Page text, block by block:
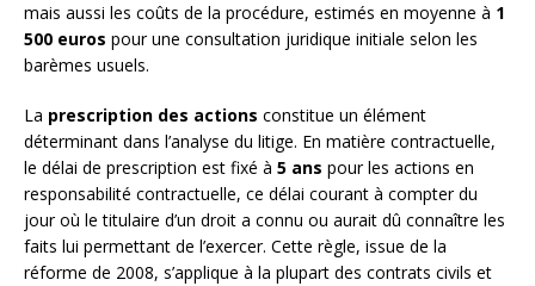
mais aussi les coûts de la procédure, estimés en moyenne à 1
500 euros pour une consultation juridique initiale selon les
barèmes usuels.
La prescription des actions constitue un élément
déterminant dans l’analyse du litige. En matière contractuelle,
le délai de prescription est fixé à 5 ans pour les actions en
responsabilité contractuelle, ce délai courant à compter du
jour où le titulaire d’un droit a connu ou aurait dû connaître les
faits lui permettant de l’exercer. Cette règle, issue de la
réforme de 2008, s’applique à la plupart des contrats civils et